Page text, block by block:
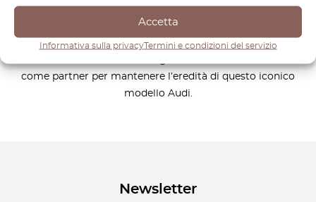
Accetta
Informativa sulla privacyTermini e condizioni del servizio
pezzo di storia automobilistica, e avere accesso ai
componenti giusti è fondamentale. Esplora la nostra
selezione e trova ciò di cui hai bisogno per mantenere il tuo
come partner per mantenere l’eredità di questo iconico
modello Audi.
Newsletter